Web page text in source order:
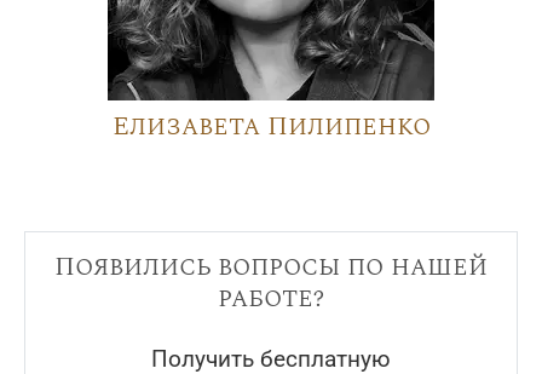
Елизавета Пилипенко
Появились вопросы по нашей
работе?
Получить бесплатную